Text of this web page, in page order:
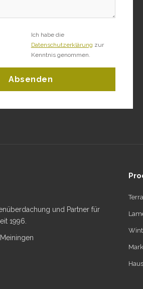
Ich habe die
Datenschutzerklärung zur
Kenntnis genommen.
Absenden
und Partner für
1996.